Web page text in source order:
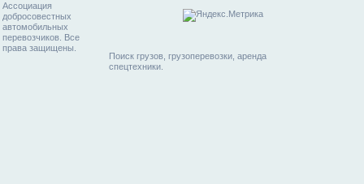
Ассоциация
добросовестных
автомобильных
перевозчиков. Все
права защищены.
Поиск грузов, грузоперевозки, аренда
спецтехники.